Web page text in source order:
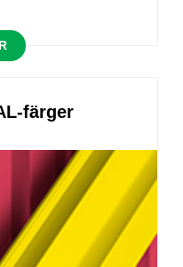
färger